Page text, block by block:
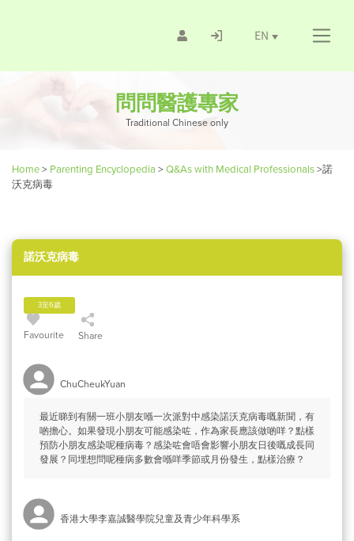
EN
問問醫護專家
Traditional Chinese only
Home> Parenting Encyclopedia > Q&As with Medical Professionals>諾
沃克病毒
諾沃克病毒
3至6歲
Favourite Share
ChuCheukYuan
最近睇到有關一班小朋友喺一次派對中感染諾沃克病毒嘅新聞，有
啲擔心。如果發現小朋友可能感染咗，作為家長應該做啲咩？點樣
預防小朋友感染呢種病毒？感染咗會唔會影響小朋友日後嘅成長同
發展？同埋想問呢種病多數會喺咩季節或月份發生，點樣治療？
香港大學李嘉誠醫學院兒童及青少年科學系